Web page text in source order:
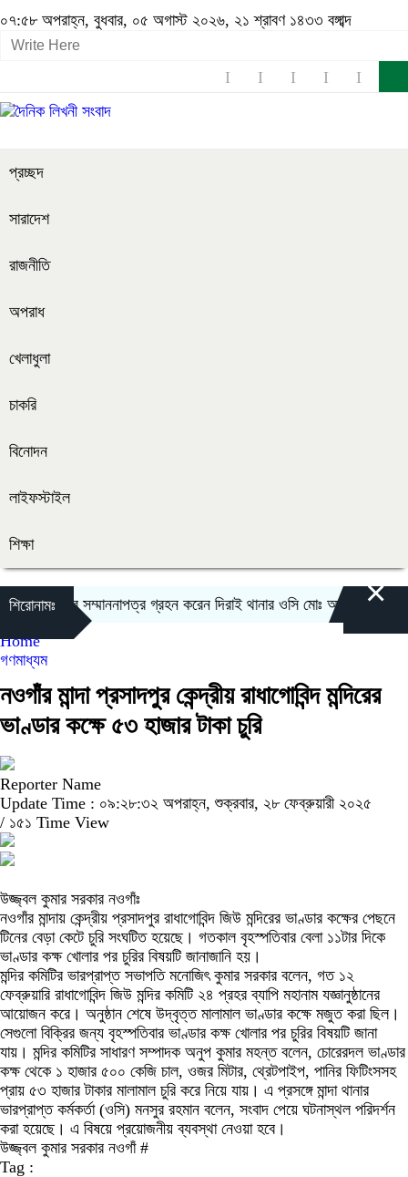
০৭:৫৮ অপরাহ্ন, বুধবার, ০৫ অগাস্ট ২০২৬, ২১ শ্রাবণ ১৪৩৩ বঙ্গাব্দ
প্রচ্ছদ
সারাদেশ
রাজনীতি
অপরাধ
খেলাধুলা
চাকরি
বিনোদন
লাইফস্টাইল
শিক্ষা
শিরোনামঃহিসেবে সম্মাননাপত্র গ্রহন করেন দিরাই থানার ওসি মোঃ আমিনুল ইসলাম
×
Home
গণমাধ্যম
নওগাঁর মান্দা প্রসাদপুর কেন্দ্রীয় রাধাগোবিন্দ মন্দিরের
ভাণ্ডার কক্ষে ৫৩ হাজার টাকা চুরি
Reporter Name
Update Time : ০৯:২৮:৩২ অপরাহ্ন, শুক্রবার, ২৮ ফেব্রুয়ারী ২০২৫
/ ১৫১ Time View
উজ্জ্বল কুমার সরকার নওগাঁঃ
নওগাঁর মান্দায় কেন্দ্রীয় প্রসাদপুর রাধাগোবিন্দ জিউ মন্দিরের ভাণ্ডার কক্ষের পেছনে
টিনের বেড়া কেটে চুরি সংঘটিত হয়েছে। গতকাল বৃহস্পতিবার বেলা ১১টার দিকে
ভাণ্ডার কক্ষ খোলার পর চুরির বিষয়টি জানাজানি হয়।
মন্দির কমিটির ভারপ্রাপ্ত সভাপতি মনোজিৎ কুমার সরকার বলেন, গত ১২
ফেব্রুয়ারি রাধাগোবিন্দ জিউ মন্দির কমিটি ২৪ প্রহর ব্যাপি মহানাম যজ্ঞানুষ্ঠানের
আয়োজন করে। অনুষ্ঠান শেষে উদ্বৃত্ত মালামাল ভাণ্ডার কক্ষে মজুত করা ছিল।
সেগুলো বিক্রির জন্য বৃহস্পতিবার ভাণ্ডার কক্ষ খোলার পর চুরির বিষয়টি জানা
যায়। মন্দির কমিটির সাধারণ সম্পাদক অনুপ কুমার মহন্ত বলেন, চোরেরদল ভাণ্ডার
কক্ষ থেকে ১ হাজার ৫০০ কেজি চাল, ওজর মিটার, থ্রেটপাইপ, পানির ফিটিংসসহ
প্রায় ৫৩ হাজার টাকার মালামাল চুরি করে নিয়ে যায়। এ প্রসঙ্গে মান্দা থানার
ভারপ্রাপ্ত কর্মকর্তা (ওসি) মনসুর রহমান বলেন, সংবাদ পেয়ে ঘটনাস্থল পরিদর্শন
করা হয়েছে। এ বিষয়ে প্রয়োজনীয় ব্যবস্থা নেওয়া হবে।
উজ্জ্বল কুমার সরকার নওগাঁ #
Tag :